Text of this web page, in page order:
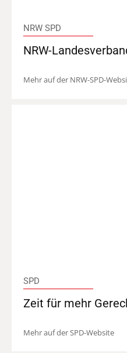
NRW SPD
NRW-
Mehr auf der NRW-SPD-
SPD
Zeit für mehr
Mehr auf der SPD-Website